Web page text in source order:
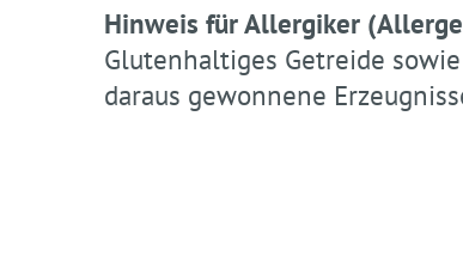
Hinweis für Allergiker
Glutenhaltiges Getreide
daraus gewonnene